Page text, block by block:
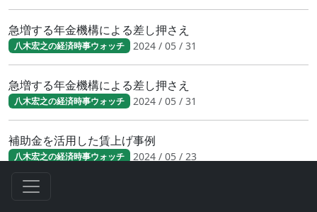
急増する年金機構による差し押さえ
八木宏之の経済時事ウォッチ 2024 / 05 / 31
急増する年金機構による差し押さえ
八木宏之の経済時事ウォッチ 2024 / 05 / 31
補助金を活用した賃上げ事例
八木宏之の経済時事ウォッチ 2024 / 05 / 23
◆二十四節気◆令和6年（2024）5月20日「小満（しょう